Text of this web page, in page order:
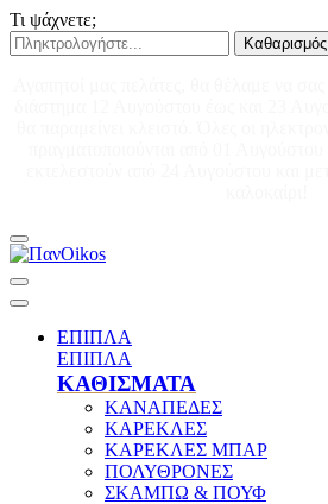
Τι ψάχνετε;
Καθαρισμός
ΕΠΙΠΛΑ
ΕΠΙΠΛΑ
ΚΑΘΙΣΜΑΤΑ
ΚΑΝΑΠΕΔΕΣ
ΚΑΡΕΚΛΕΣ
ΚΑΡΕΚΛΕΣ ΜΠΑΡ
ΠΟΛΥΘΡΟΝΕΣ
ΣΚΑΜΠΩ & ΠΟΥΦ